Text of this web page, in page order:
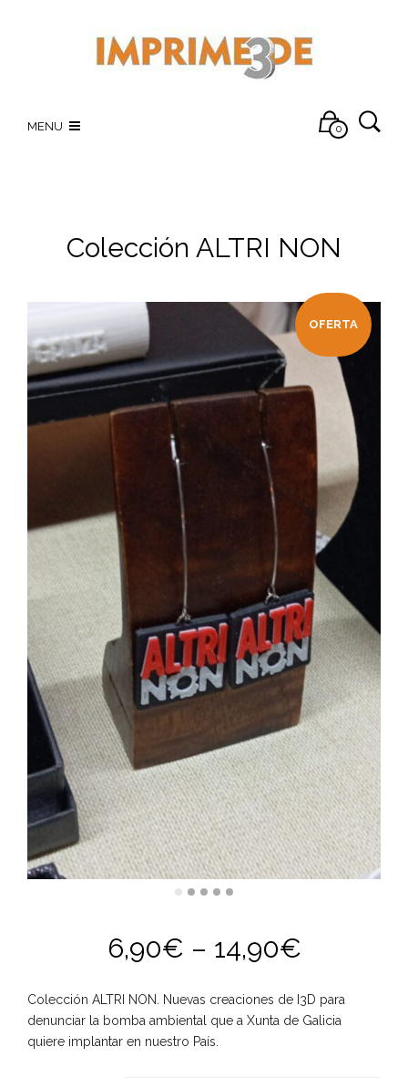
MENU 0
Colección ALTRI NON
OFERTA
6,90€ – 14,90€
Colección ALTRI NON. Nuevas creaciones de I3D para
denunciar la bomba ambiental que a Xunta de Galicia
quiere implantar en nuestro País.